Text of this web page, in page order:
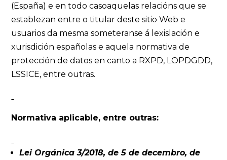
(España) e en todo casoaquelas relacións que se
establezan entre o titular deste sitio Web e
usuarios da mesma someteranse á lexislación e
xurisdición españolas e aquela normativa de
protección de datos en canto a RXPD, LOPDGDD,
LSSICE, entre outras.
Normativa aplicable, entre outras:
Lei Orgánica 3/2018, de 5 de decembro, de